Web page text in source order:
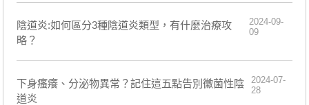
陰道炎:如何區分3種陰道炎類型，有什麼治療攻
略？
2024-09-
09
​下身瘙癢、分泌物異常？記住這五點告別黴菌性陰
道炎
2024-07-
28